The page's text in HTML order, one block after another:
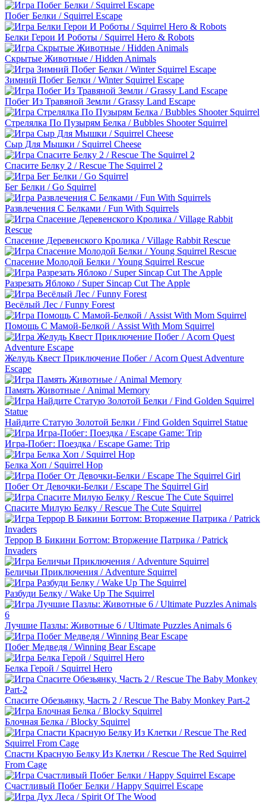
Побег Белки / Squirrel Escape
Белки Герои И Роботы / Squirrel Hero & Robots
Скрытые Животные / Hidden Animals
Зимний Побег Белки / Winter Squirrel Escape
Побег Из Травяной Земли / Grassy Land Escape
Стрелялка По Пузырям Белка / Bubbles Shooter Squirrel
Сыр Для Мышки / Squirrel Cheese
Спасите Белку 2 / Rescue The Squirrel 2
Бег Белки / Go Squirrel
Развлечения С Белками / Fun With Squirrels
Спасение Деревенского Кролика / Village Rabbit Rescue
Спасение Молодой Белки / Young Squirrel Rescue
Разрезать Яблоко / Super Sincap Cut The Apple
Весёлый Лес / Funny Forest
Помощь С Мамой-Белкой / Assist With Mom Squirrel
Желудь Квест Приключение Побег / Acorn Quest Adventure
Escape
Память Животные / Animal Memory
Найдите Статую Золотой Белки / Find Golden Squirrel Statue
Игра-Побег: Поездка / Escape Game: Trip
Белка Хоп / Squirrel Hop
Побег От Девочки-Белки / Escape The Squirrel Girl
Спасите Милую Белку / Rescue The Cute Squirrel
Террор В Бикини Боттом: Вторжение Патрика / Patrick
Invaders
Беличьи Приключения / Adventure Squirrel
Разбуди Белку / Wake Up The Squirrel
Лучшие Пазлы: Животные 6 / Ultimate Puzzles Animals 6
Побег Медведя / Winning Bear Escape
Белка Герой / Squirrel Hero
Спасите Обезьянку, Часть 2 / Rescue The Baby Monkey Part-2
Блочная Белка / Blocky Squirrel
Спасти Красную Белку Из Клетки / Rescue The Red Squirrel
From Cage
Счастливый Побег Белки / Happy Squirrel Escape